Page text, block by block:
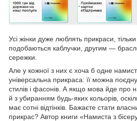
Усі жінки дуже люблять прикраси,
подобаються каблучки, другим —
сережки.
Але у кожної з них є хоча б одне
універсальна прикраса: її можна
стилів і фа­­сонів. А якщо мова йде про
й з убиранням будь-­яких кольорів,
має сотні відтінків. Бажаєте стати
прикрас? Автор книги «Намиста з